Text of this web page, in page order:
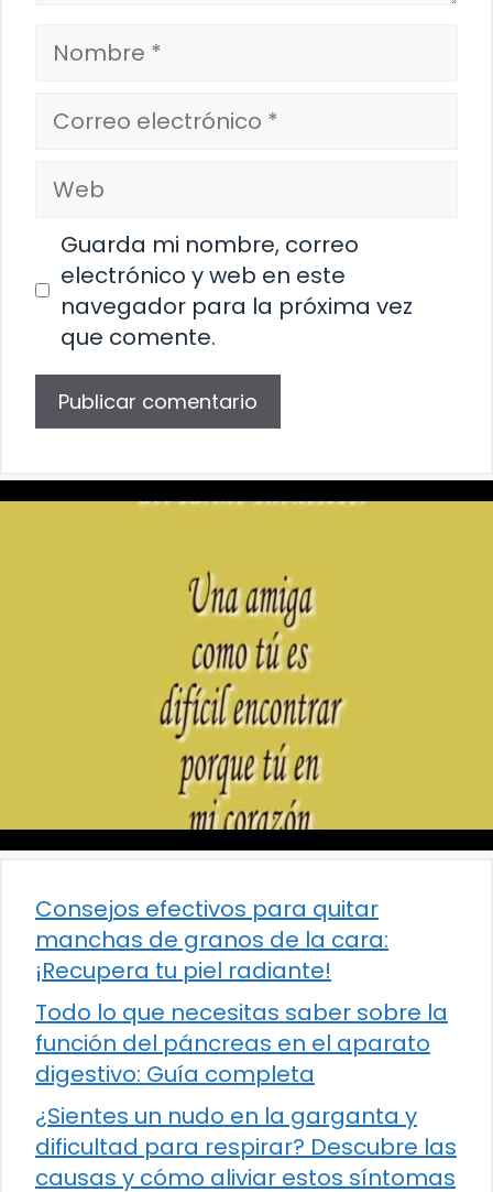
Nombre
Correo
electrónico
Web
Guarda mi nombre, correo
electrónico y web en este
navegador para la próxima vez
que comente.
Consejos efectivos para quitar
manchas de granos de la cara:
¡Recupera tu piel radiante!
Todo lo que necesitas saber sobre la
función del páncreas en el aparato
digestivo: Guía completa
¿Sientes un nudo en la garganta y
dificultad para respirar? Descubre las
causas y cómo aliviar estos síntomas